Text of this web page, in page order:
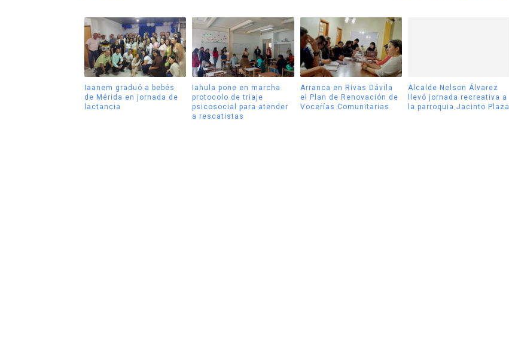
Iaanem graduó a bebés
de Mérida en jornada de
lactancia
Iahula pone en marcha
protocolo de triaje
psicosocial para atender
a rescatistas
Arranca en Rivas Dávila
el Plan de Renovación de
Vocerías Comunitarias
Alcalde Nelson Álvarez
llevó jornada recreativa a
la parroquia Jacinto Plaza